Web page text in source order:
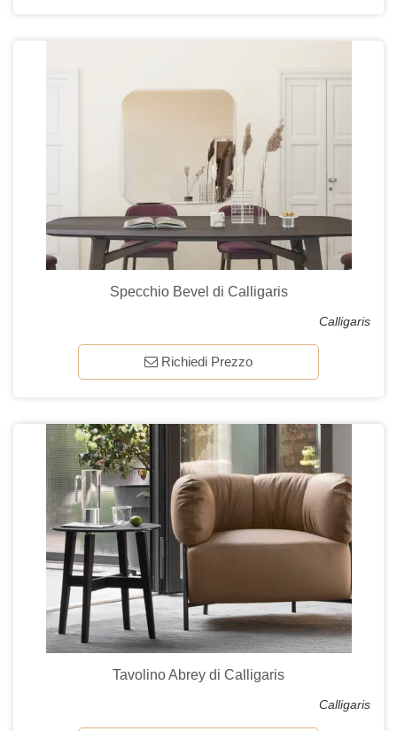
Specchio Bevel di Calligaris
Calligaris
Richiedi Prezzo
Tavolino Abrey di Calligaris
Calligaris